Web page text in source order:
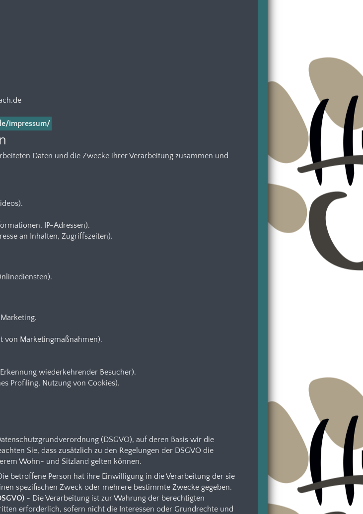
impressum/
Daten und die Zwecke ihrer Verarbeitung zusammen und
IP-Adressen).
an Inhalten, Zugriffszeiten).
von Marketingmaßnahmen).
wiederkehrender Besucher).
Profiling, Nutzung von Cookies).
(DSGVO), auf deren Basis wir die
Sie, dass zusätzlich zu den Regelungen der DSGVO die
Wohn- und Sitzland gelten können.
betroffene Person hat ihre Einwilligung in die Verarbeitung der sie
spezifischen Zweck oder mehrere bestimmte Zwecke gegeben.
- Die Verarbeitung ist zur Wahrung der berechtigten
erforderlich, sofern nicht die Interessen oder Grundrechte und